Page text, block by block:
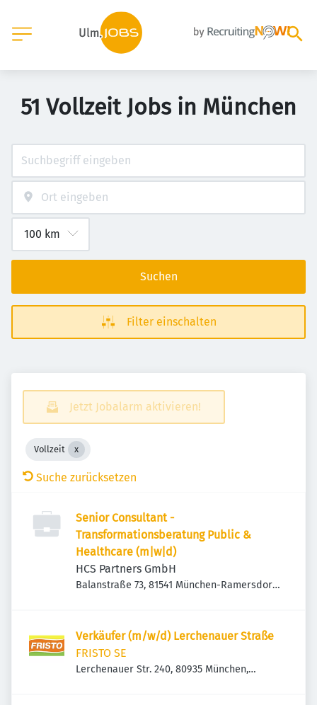
51 Vollzeit Jobs in München
Suchen
Filter einschalten
Jetzt Jobalarm aktivieren!
Vollzeit
Suche zurücksetzen
Senior Consultant -
Transformationsberatung Public &
Healthcare (m|w|d)
HCS Partners GmbH
Balanstraße 73, 81541 München-Ramersdorf-
Verkäufer (m/w/d) Lerchenauer Straße
FRISTO SE
Lerchenauer Str. 240, 80935 München,